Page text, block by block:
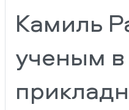
Камиль
ученым